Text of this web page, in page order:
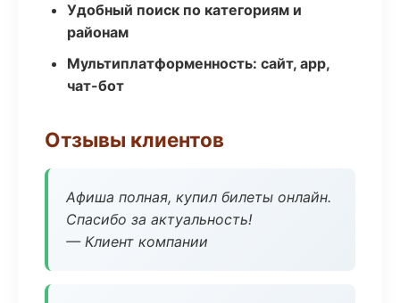
Удобный поиск по категориям и
районам
Мультиплатформенность: сайт, app,
чат-бот
Отзывы клиентов
Афиша полная, купил билеты онлайн.
Спасибо за актуальность!
— Клиент компании